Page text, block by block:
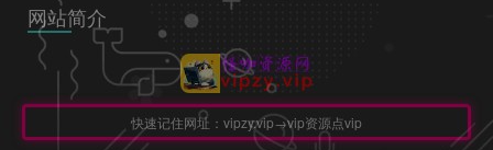
网站简介
快速记住网址：vipzy.vip→vip资源点vip